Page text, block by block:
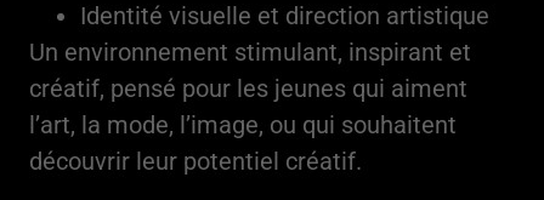
Identité visuelle et direction artistique
Un environnement stimulant, inspirant et
créatif, pensé pour les jeunes qui aiment
l’art, la mode, l’image, ou qui souhaitent
découvrir leur potentiel créatif.